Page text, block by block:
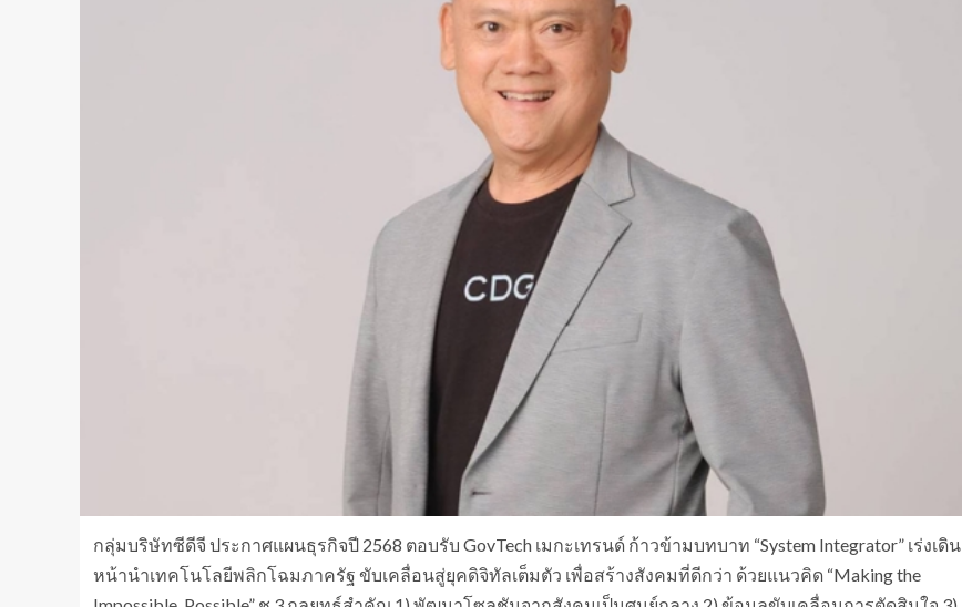
กลุ่มบริษัทซีดีจี ประกาศแผนธุรกิจปี 2568 ตอบรับ GovTech เมกะเทรนด์ ก้าวข้ามบทบาท “System Integrator” เร่งเดิน
หน้านำเทคโนโลยีพลิกโฉมภาครัฐ ขับเคลื่อนสู่ยุคดิจิทัลเต็มตัว เพื่อสร้างสังคมที่ดีกว่า ด้วยแนวคิด “Making the